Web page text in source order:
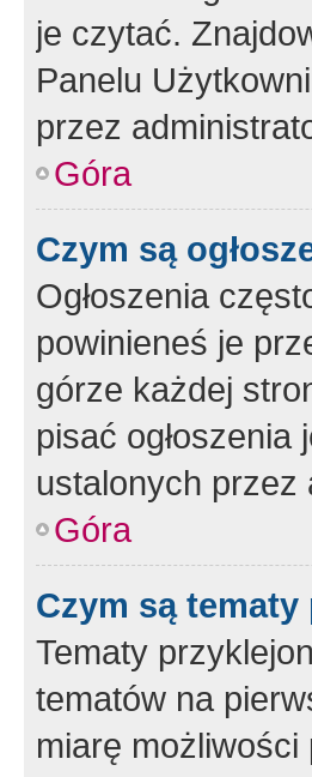
je czytać.
Panelu
przez
Góra
Czym są
Ogłoszenia
powinieneś je
górze każdej
pisać
ustalonych przez
Góra
Czym są
Tematy
tematów na
miarę możliwości